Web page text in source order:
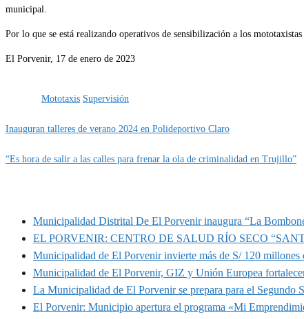
municipal.
Por lo que se está realizando operativos de sensibilización a los
El Porvenir, 17 de enero de 2023
Mototaxis Supervisión
Inauguran talleres de verano 2024 en Polideportivo Claro
“Es hora de salir a las calles para frenar la ola de criminalidad en Trujillo”
Municipalidad Distrital De El Porvenir inaugura “La
EL PORVENIR: CENTRO DE SALUD RÍO SECO
Municipalidad de El Porvenir invierte más de S/ 120 millones
Municipalidad de El Porvenir, GIZ y Unión Europea
La Municipalidad de El Porvenir se prepara para el
El Porvenir: Municipio apertura el programa «Mi